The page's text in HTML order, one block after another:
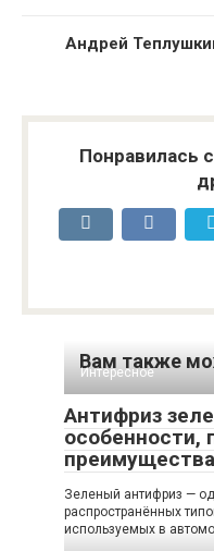
Андрей
Понравилась
Вам также
Интересное
Антифриз
особенности,
преимущества
Зеленый антифриз —
распространённых
используемых в